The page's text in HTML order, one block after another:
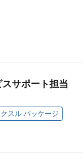
スサポート担当
スル パッケージ